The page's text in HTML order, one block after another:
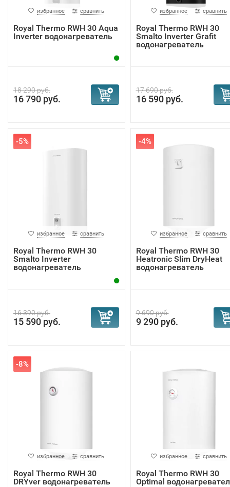
избранное сравнить
Royal Thermo RWH 30 Aqua
Inverter водонагреватель
18 290 руб.
16 790 руб.
избранное сравнить
Royal Thermo RWH 30
Smalto Inverter Grafit
водонагреватель
17 690 руб.
16 590 руб.
-5%
избранное сравнить
Royal Thermo RWH 30
Smalto Inverter
водонагреватель
16 390 руб.
15 590 руб.
-4%
избранное сравнить
Royal Thermo RWH 30
Heatronic Slim DryHeat
водонагреватель
9 690 руб.
9 290 руб.
-8%
избранное сравнить
Royal Thermo RWH 30
DRYver водонагреватель
избранное сравнить
Royal Thermo RWH 30
Optimal